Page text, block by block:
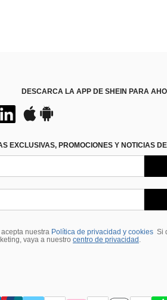
DESCARCA LA APP DE SHEIN PARA
EXCLUSIVAS, PROMOCIONES Y NOTICIAS
nuestra Política de privacidad y cookies Si
vaya a nuestro centro de privacidad .